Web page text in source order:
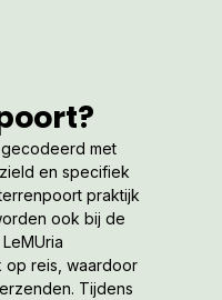
met
en specifiek
praktijk
ook bij de
op reis, waardoor
Tijdens